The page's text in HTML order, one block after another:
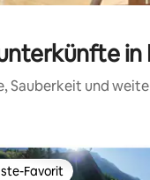
in
Sauberkeit und
Favorit